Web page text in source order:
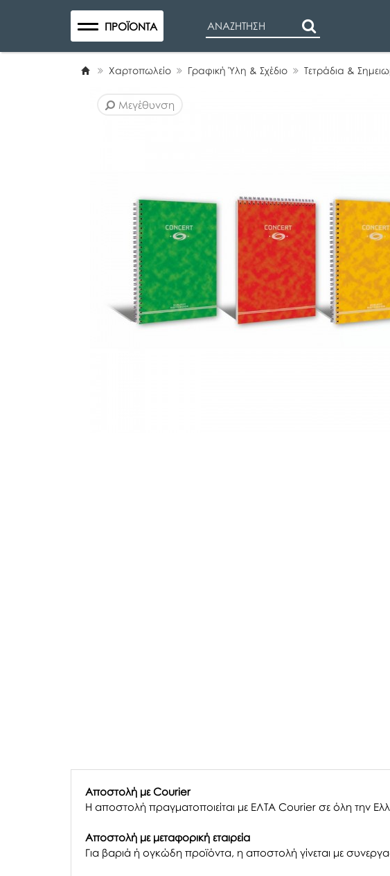
ΠΡΟΪΌΝΤΑ
Χαρτοπωλείο Γραφική Ύλη & Σχέδιο Τετράδια &
Μεγέθυνση
Αποστολή με Courier
Η αποστολή πραγματοποιείται με ΕΛΤΑ Courier σε όλη την
Αποστολή με μεταφορική εταιρεία
Για βαριά ή ογκώδη προϊόντα, η αποστολή γίνεται με